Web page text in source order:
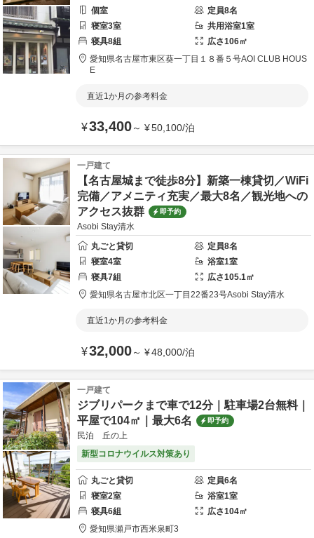
個室
定員8名
寝室3室 共用浴室1室
寝具8組 広さ106㎡
愛知県名古屋市東区葵一丁目１８番５号AOI CLUB HOUS
E
直近1か月の参考料金
¥33,400～ ¥50,100/泊
一戸建て
【名古屋城まで徒歩8分】新築一棟貸切／WiFi
完備／アメニティ充実／最大8名／観光地への
アクセス抜群
即予約
Asobi Stay清水
丸ごと貸切
定員8名
寝室4室 浴室1室
寝具7組 広さ105.1㎡
愛知県名古屋市北区一丁目22番23号Asobi Stay清水
直近1か月の参考料金
¥32,000～ ¥48,000/泊
一戸建て
ジブリパークまで車で12分｜駐車場2台無料｜
平屋で104㎡｜最大6名
即予約
民泊 丘の上
新型コロナウイルス対策あり
丸ごと貸切 定員6名
寝室2室 浴室1室
寝具6組 広さ104㎡
愛知県瀬戸市西米泉町3